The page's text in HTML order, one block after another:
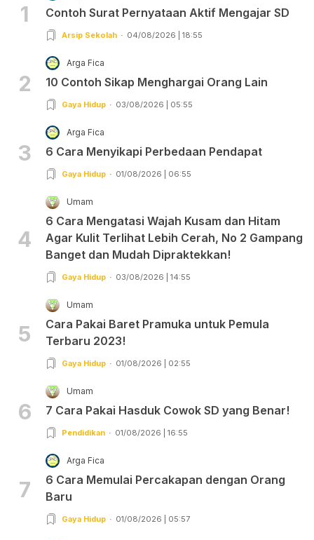
1 Contoh Surat Pernyataan Aktif Mengajar SD
Arsip Sekolah 04/08/2026 | 18:55
2
Arga Fica
10 Contoh Sikap Menghargai Orang Lain
Gaya Hidup 03/08/2026 | 05:55
3
Arga Fica
6 Cara Menyikapi Perbedaan Pendapat
Gaya Hidup 01/08/2026 | 06:55
4
Umam
6 Cara Mengatasi Wajah Kusam dan Hitam
Agar Kulit Terlihat Lebih Cerah, No 2 Gampang
Banget dan Mudah Dipraktekkan!
Gaya Hidup 03/08/2026 | 14:55
5
Umam
Cara Pakai Baret Pramuka untuk Pemula
Terbaru 2023!
Gaya Hidup 01/08/2026 | 02:55
6
Umam
7 Cara Pakai Hasduk Cowok SD yang Benar!
Pendidikan 01/08/2026 | 16:55
7
Arga Fica
6 Cara Memulai Percakapan dengan Orang
Baru
Gaya Hidup 01/08/2026 | 05:57